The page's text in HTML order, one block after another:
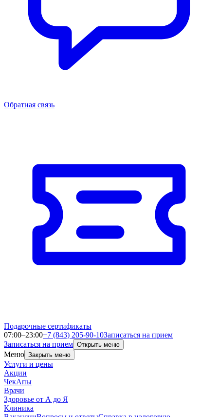
Обратная связь
Подарочные сертификаты
07:00–23:00+7 (843) 205-90-10Записаться на прием
Записаться на прием Открыть меню
Меню Закрыть меню
Услуги и цены
Акции
ЧекАпы
Врачи
Здоровье от А до Я
Клиника